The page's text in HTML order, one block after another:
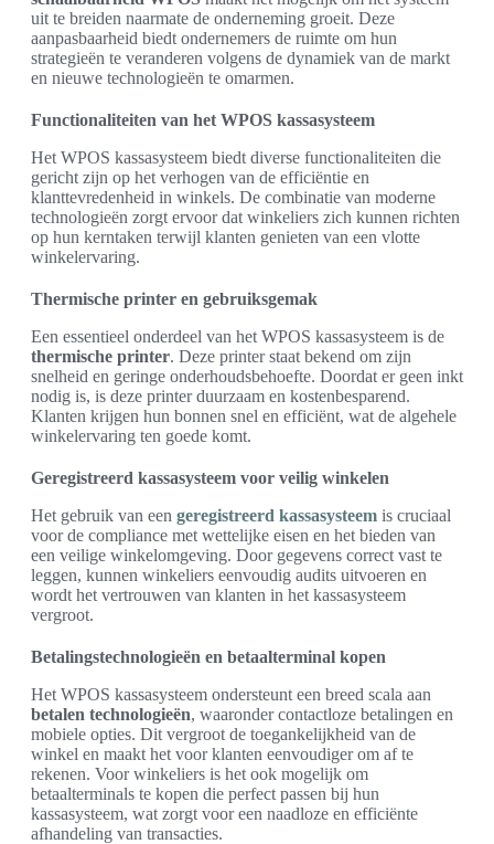
uit te breiden naarmate de onderneming groeit. Deze
aanpasbaarheid biedt ondernemers de ruimte om hun
strategieën te veranderen volgens de dynamiek van de markt
en nieuwe technologieën te omarmen.
Functionaliteiten van het WPOS kassasysteem
Het WPOS kassasysteem biedt diverse functionaliteiten die
gericht zijn op het verhogen van de efficiëntie en
klanttevredenheid in winkels. De combinatie van moderne
technologieën zorgt ervoor dat winkeliers zich kunnen richten
op hun kerntaken terwijl klanten genieten van een vlotte
winkelervaring.
Thermische printer en gebruiksgemak
Een essentieel onderdeel van het WPOS kassasysteem is de
thermische printer. Deze printer staat bekend om zijn
snelheid en geringe onderhoudsbehoefte. Doordat er geen inkt
nodig is, is deze printer duurzaam en kostenbesparend.
Klanten krijgen hun bonnen snel en efficiënt, wat de algehele
winkelervaring ten goede komt.
Geregistreerd kassasysteem voor veilig winkelen
Het gebruik van een geregistreerd kassasysteem is cruciaal
voor de compliance met wettelijke eisen en het bieden van
een veilige winkelomgeving. Door gegevens correct vast te
leggen, kunnen winkeliers eenvoudig audits uitvoeren en
wordt het vertrouwen van klanten in het kassasysteem
vergroot.
Betalingstechnologieën en betaalterminal kopen
Het WPOS kassasysteem ondersteunt een breed scala aan
betalen technologieën, waaronder contactloze betalingen en
mobiele opties. Dit vergroot de toegankelijkheid van de
winkel en maakt het voor klanten eenvoudiger om af te
rekenen. Voor winkeliers is het ook mogelijk om
betaalterminals te kopen die perfect passen bij hun
kassasysteem, wat zorgt voor een naadloze en efficiënte
afhandeling van transacties.